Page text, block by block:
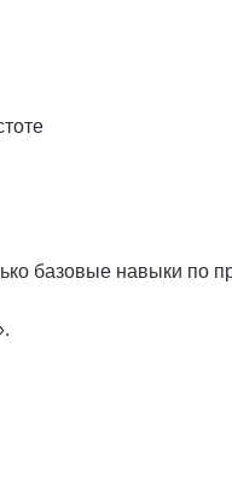
базовые навыки по